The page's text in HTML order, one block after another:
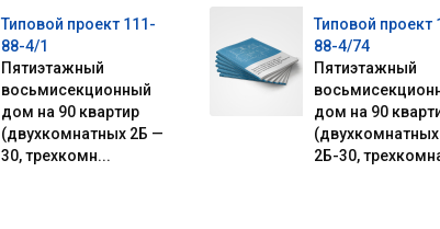
Типовой проект 111-
88-4/1
Пятиэтажный
восьмисекционный
дом на 90 квартир
(двухкомнатных 2Б —
30, трехкомн...
Типовой проект
88-4/74
Пятиэтажный
дом на 90
(двухкомнатных
2Б-30,